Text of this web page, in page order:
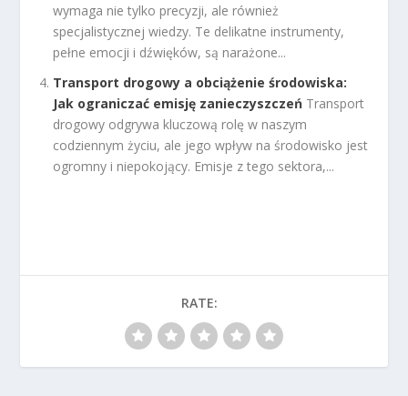
wymaga nie tylko precyzji, ale również
specjalistycznej wiedzy. Te delikatne instrumenty,
pełne emocji i dźwięków, są narażone...
Transport drogowy a obciążenie środowiska:
Jak ograniczać emisję zanieczyszczeń Transport
drogowy odgrywa kluczową rolę w naszym
codziennym życiu, ale jego wpływ na środowisko jest
ogromny i niepokojący. Emisje z tego sektora,...
RATE: